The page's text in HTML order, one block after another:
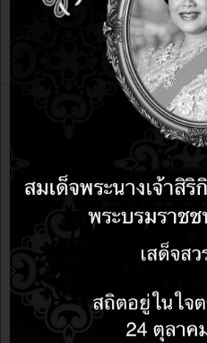
35 ต่อไป สุดท้าย
Internet Of Things IoT
การใช้งาน บอร์ด ESP32 กับ Blockly
เมนูหลัก